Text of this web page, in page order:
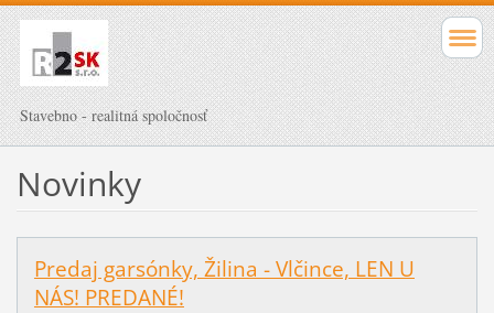
Stavebno - realitná spoločnosť
Novinky
Predaj garsónky, Žilina - Vlčince, LEN U
NÁS! PREDANÉ!